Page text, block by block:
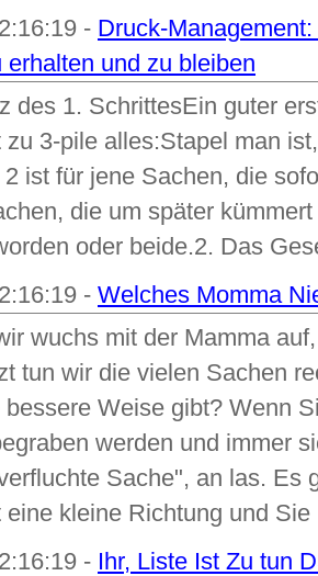
- Druck-
erhalten und zu bleiben
des 1. SchrittesEin guter
zu 3-pile alles:Stapel man
ist für jene Sachen, die
die um später
oder beide.2. Das
- Welches Momma
wuchs mit der Mamma
tun wir die vielen Sachen
Weise gibt? Wenn
werden und immer
Sache", an las. Es
eine kleine Richtung und Sie
- Ihr, Liste Ist Zu tun